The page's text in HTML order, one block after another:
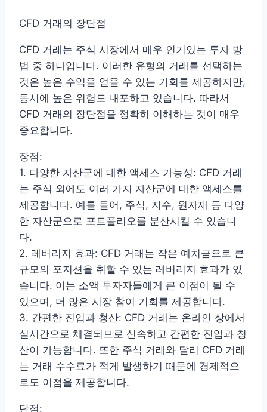
CFD 거래의 장단점
CFD 거래는 주식 시장에서 매우 인기있는 투자 방
법 중 하나입니다. 이러한 유형의 거래를 선택하는
것은 높은 수익을 얻을 수 있는 기회를 제공하지만,
동시에 높은 위험도 내포하고 있습니다. 따라서
CFD 거래의 장단점을 정확히 이해하는 것이 매우
중요합니다.
장점:
1. 다양한 자산군에 대한 액세스 가능성: CFD 거래
는 주식 외에도 여러 가지 자산군에 대한 액세스를
제공합니다. 예를 들어, 주식, 지수, 원자재 등 다양
한 자산군으로 포트폴리오를 분산시킬 수 있습니
다.
2. 레버리지 효과: CFD 거래는 작은 예치금으로 큰
규모의 포지션을 취할 수 있는 레버리지 효과가 있
습니다. 이는 소액 투자자들에게 큰 이점이 될 수
있으며, 더 많은 시장 참여 기회를 제공합니다.
3. 간편한 진입과 청산: CFD 거래는 온라인 상에서
실시간으로 체결되므로 신속하고 간편한 진입과 청
산이 가능합니다. 또한 주식 거래와 달리 CFD 거래
는 거래 수수료가 적게 발생하기 때문에 경제적으
로도 이점을 제공합니다.
단점: